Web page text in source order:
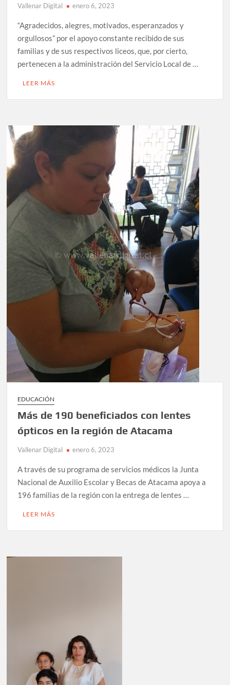
Vallenar Digital enero 6, 2023
“Agradecidos, alegres, motivados, esperanzados y
orgullosos” por el apoyo constante recibido de sus
familias y de sus respectivos liceos, que, por cierto,
pertenecen a la administración del Servicio Local de …
LEER MÁS
EDUCACIÓN
Más de 190 beneficiados con lentes
ópticos en la región de Atacama
Vallenar Digital enero 6, 2023
A través de su programa de servicios médicos la Junta
Nacional de Auxilio Escolar y Becas de Atacama apoya a
196 familias de la región con la entrega de lentes …
LEER MÁS